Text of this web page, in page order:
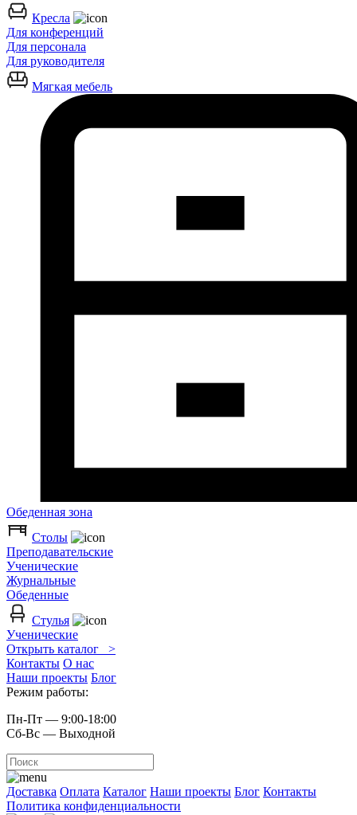
Кресла
Для конференций
Для персонала
Для руководителя
Мягкая мебель
Обеденная зона
Столы
Преподавательские
Ученические
Журнальные
Обеденные
Стулья
Ученические
Открыть каталог >
Контакты О нас
Наши проекты Блог
Режим работы:
Пн-Пт — 9:00-18:00
Сб-Вс — Выходной
Доставка Оплата Каталог Наши проекты Блог Контакты
Политика конфиденциальности